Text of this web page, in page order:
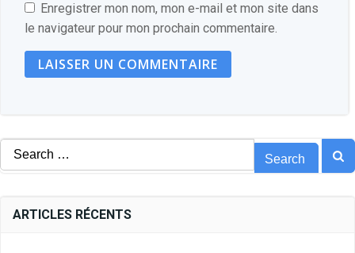
Enregistrer mon nom, mon e-mail et mon site dans
le navigateur pour mon prochain commentaire.
Search
for:
ARTICLES RÉCENTS